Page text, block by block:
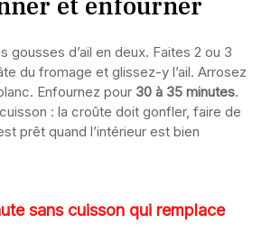
gousses d’ail en deux. Faites 2 ou 3
du fromage et glissez-y l’ail. Arrosez
Enfournez pour 30 à 35 minutes.
: la croûte doit gonfler, faire de
prêt quand l’intérieur est bien
sans cuisson qui remplace